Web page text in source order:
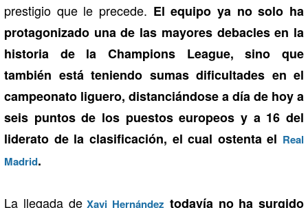
prestigio que le precede. El equipo ya no solo ha
protagonizado una de las mayores debacles en la
historia de la Champions League, sino que
también está teniendo sumas dificultades en el
campeonato liguero, distanciándose a día de hoy a
seis puntos de los puestos europeos y a 16 del
liderato de la clasificación, el cual ostenta el Real
Madrid.
La llegada deXavi Hernández todavía no ha surgido